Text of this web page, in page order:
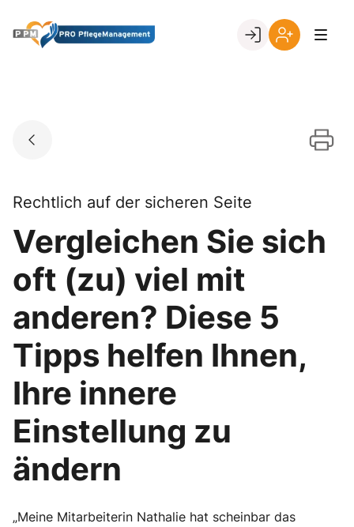
content
Go to landing page.
Rechtlich auf der sicheren Seite
Vergleichen Sie sich
oft (zu) viel mit
anderen? Diese 5
Tipps helfen Ihnen,
Ihre innere
Einstellung zu
ändern
„Meine Mitarbeiterin Nathalie hat scheinbar das